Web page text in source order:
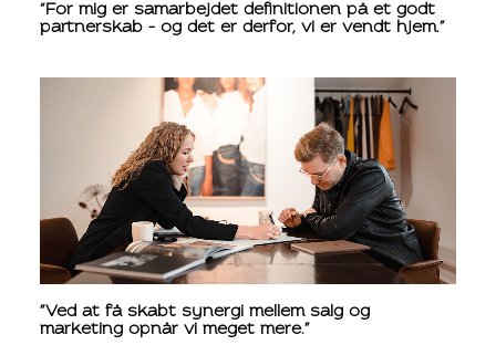
“For mig er samarbejdet definitionen på et godt
partnerskab – og det er derfor, vi er vendt hjem.”
"Ved at få skabt synergi mellem salg og
marketing opnår vi meget mere."